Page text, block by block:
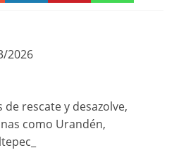
2026
de rescate y desazolve,
como Urandén,